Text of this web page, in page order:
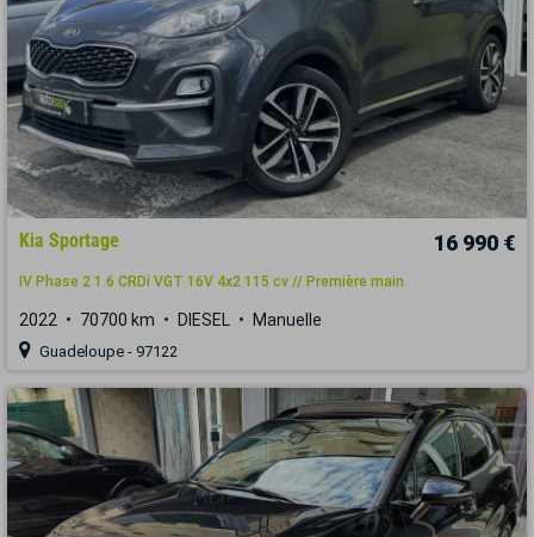
Kia Sportage 16 990 €
IV Phase 2 1.6 CRDi VGT 16V 4x2 115 cv // Première main
2022 70700 km DIESEL Manuelle
Guadeloupe - 97122